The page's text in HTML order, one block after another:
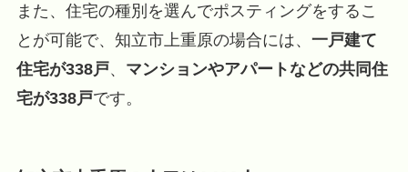
また、住宅の種別を選んでポスティングをするこ
とが可能で、知立市上重原の場合には、 一戸建て
住宅が338戸、 マンションやアパートなどの共同住
宅が338戸です。